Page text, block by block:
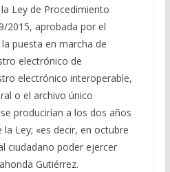
Ley de Procedimiento
2015, aprobada por el
puesta en marcha de
electrónico de
electrónico interoperable,
o el archivo único
producirían a los dos años
Ley; «es decir, en octubre
ciudadano poder ejercer
Gutiérrez.